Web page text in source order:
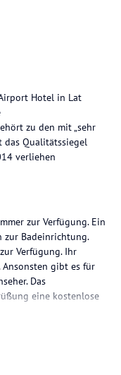
Hotel in Lat
zu den mit „sehr
das Qualitätssiegel
verliehen
zur Verfügung. Ein
zur Badeinrichtung.
Verfügung. Ihr
gibt es für
Das
eine kostenlose